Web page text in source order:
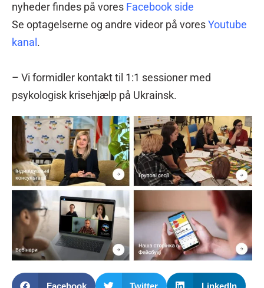
nyheder findes på vores Facebook side
Se optagelserne og andre videor på voresYoutube
kanal .
– Vi formidler kontakt til 1:1 sessioner med
psykologisk krisehjælp på Ukrainsk.